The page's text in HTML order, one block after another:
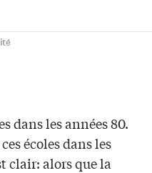
dans les années 80.
écoles dans les
clair: alors que la